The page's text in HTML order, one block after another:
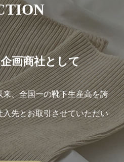
画商社として
来、全国一の靴下生産高を誇
先とお取引させていただい